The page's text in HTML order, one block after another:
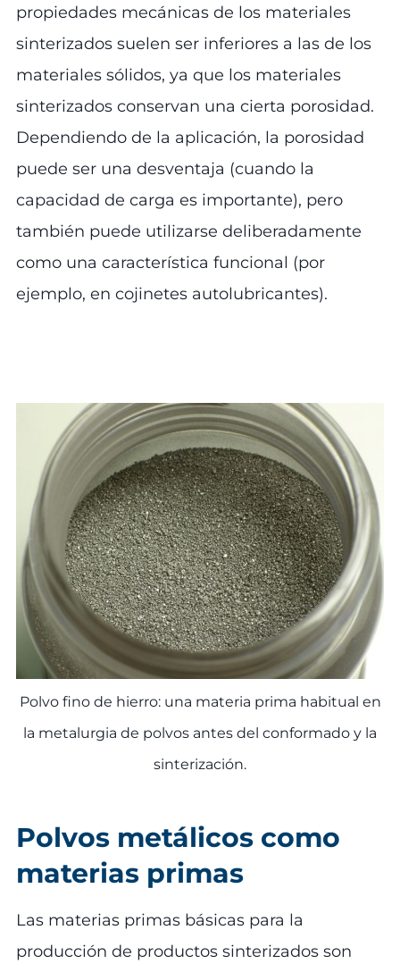
propiedades mecánicas de los materiales
sinterizados suelen ser inferiores a las de los
materiales sólidos, ya que los materiales
sinterizados conservan una cierta porosidad.
Dependiendo de la aplicación, la porosidad
puede ser una desventaja (cuando la
capacidad de carga es importante), pero
también puede utilizarse deliberadamente
como una característica funcional (por
ejemplo, en cojinetes autolubricantes).
Polvo fino de hierro: una materia prima habitual en
la metalurgia de polvos antes del conformado y la
sinterización.
Polvos metálicos como
materias primas
Las materias primas básicas para la
producción de productos sinterizados son